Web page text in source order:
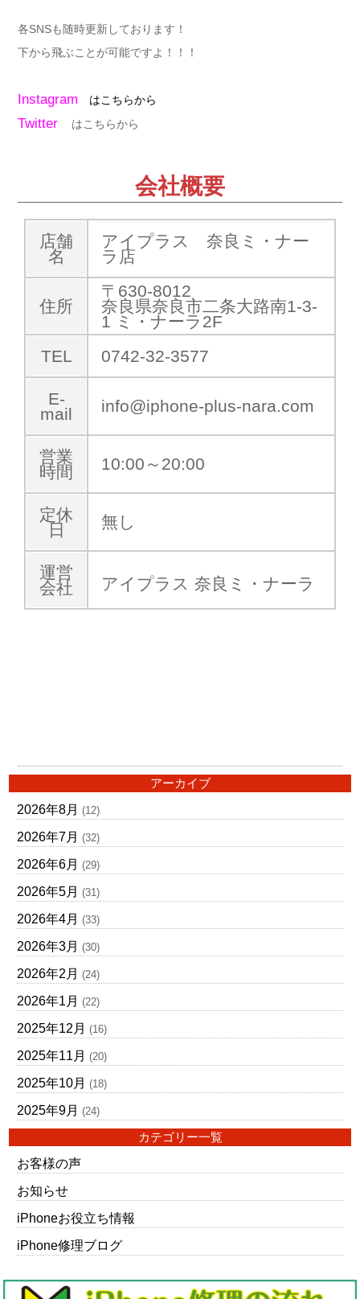
各SNSも随時更新しております！
下から飛ぶことが可能ですよ！！！
Instagram はこちらから
Twitter はこちらから
会社概要
店舗
名
アイプラス 奈良ミ・ナー
ラ店
住所
〒630-8012
奈良県奈良市二条大路南1-3-
1 ミ・ナーラ2F
TEL
0742-32-3577
E-
mail
info@iphone-plus-nara.com
営業
時間
10:00～20:00
定休
日
無し
運営
会社
アイプラス 奈良ミ・ナーラ
アーカイブ
2026年8月 (12)
2026年7月 (32)
2026年6月 (29)
2026年5月 (31)
2026年4月 (33)
2026年3月 (30)
2026年2月 (24)
2026年1月 (22)
2025年12月 (16)
2025年11月 (20)
2025年10月 (18)
2025年9月 (24)
カテゴリー一覧
お客様の声
お知らせ
iPhoneお役立ち情報
iPhone修理ブログ